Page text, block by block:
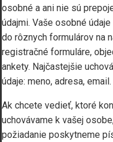
osobné a ani nie sú
údajmi. Vaše osobné
do rôznych formulárov na
registračné formuláre,
ankety. Najčastejšie
údaje: meno, adresa, email.
Ak chcete vedieť, ktoré
uchovávame k vašej
požiadanie poskytneme